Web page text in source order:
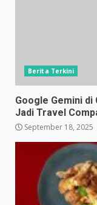
Berita Terkini
Google Gemini di
Jadi Travel
September 18, 2025